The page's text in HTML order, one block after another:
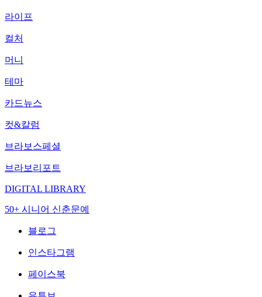
라이프
컬처
머니
테마
카드뉴스
컷&칼럼
브라보스페셜
브라보리포트
DIGITAL LIBRARY
50+ 시니어 신춘문예
블로그
인스타그램
페이스북